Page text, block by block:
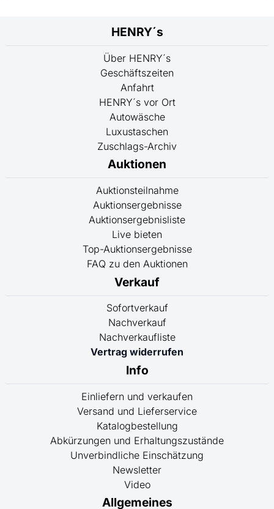
HENRY´s
Über HENRY´s
Geschäftszeiten
Anfahrt
HENRY´s vor Ort
Autowäsche
Luxustaschen
Zuschlags-Archiv
Auktionen
Auktionsteilnahme
Auktionsergebnisse
Auktionsergebnisliste
Live bieten
Top-Auktionsergebnisse
FAQ zu den Auktionen
Verkauf
Sofortverkauf
Nachverkauf
Nachverkaufliste
Vertrag widerrufen
Info
Einliefern und verkaufen
Versand und Lieferservice
Katalogbestellung
Abkürzungen und Erhaltungszustände
Unverbindliche Einschätzung
Newsletter
Video
Allgemeines